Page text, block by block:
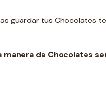
guardar tus Chocolates
manera de Chocolates